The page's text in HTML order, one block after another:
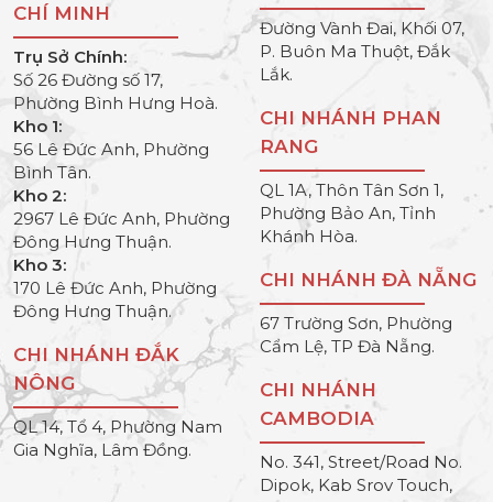
CHÍ MINH
Trụ Sở Chính:
Số 26 Đường số 17,
Phường Bình Hưng Hoà.
Kho 1:
56 Lê Đức Anh, Phường
Bình Tân.
Kho 2:
2967 Lê Đức Anh, Phường
Đông Hưng Thuận.
Kho 3:
170 Lê Đức Anh, Phường
Đông Hưng Thuận.
CHI NHÁNH ĐẮK
NÔNG
QL 14, Tổ 4, Phường Nam
Gia Nghĩa, Lâm Đồng.
Đường Vành Đai, Khối 07,
P. Buôn Ma Thuột, Đắk
Lắk.
CHI NHÁNH PHAN
RANG
QL 1A, Thôn Tân Sơn 1,
Phường Bảo An, Tỉnh
Khánh Hòa.
CHI NHÁNH ĐÀ NẴNG
67 Trường Sơn, Phường
Cẩm Lệ, TP Đà Nẵng.
CHI NHÁNH
CAMBODIA
No. 341, Street/Road No.
Dipok, Kab Srov Touch,